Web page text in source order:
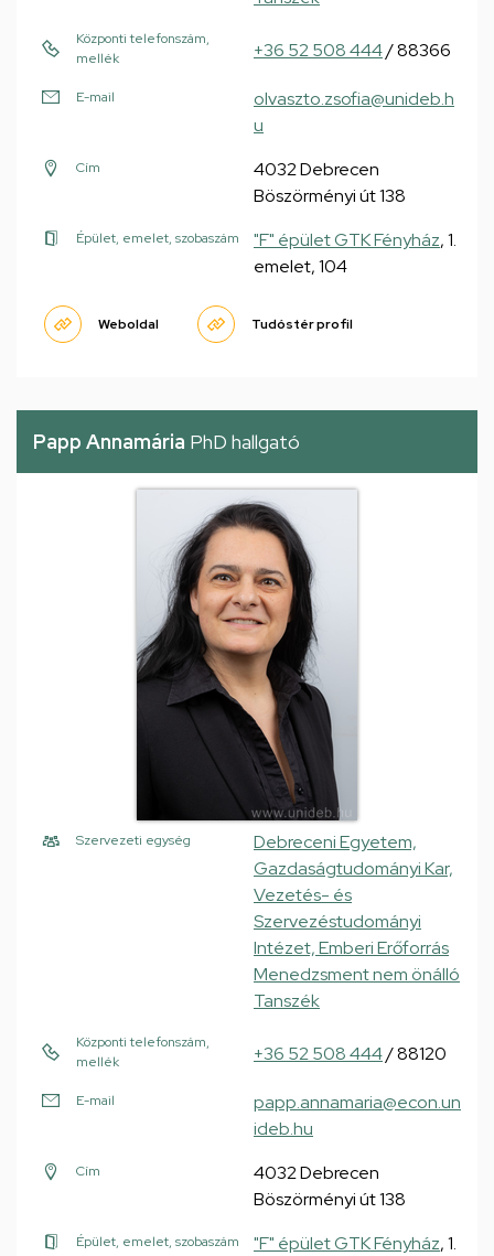
Központi telefonszám,
mellék
+36 52 508 444/ 88366
E-mail
olvaszto.zsofia@unideb.h
u
Cím
4032 Debrecen
Böszörményi út 138
Épület, emelet, szobaszám "F" épület GTK Fényház, 1.
emelet, 104
Weboldal Tudóstér profil
Papp Annamária PhD hallgató
Szervezeti egység
Debreceni Egyetem,
Gazdaságtudományi Kar,
Vezetés- és
Szervezéstudományi
Intézet, Emberi Erőforrás
Menedzsment nem önálló
Tanszék
Központi telefonszám,
mellék
+36 52 508 444/ 88120
E-mail
papp.annamaria@econ.un
ideb.hu
Cím
4032 Debrecen
Böszörményi út 138
Épület, emelet, szobaszám "F" épület GTK Fényház, 1.